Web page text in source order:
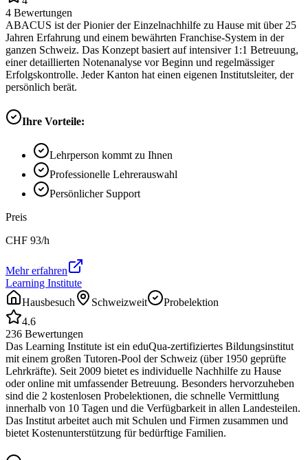
4 Bewertungen
ABACUS ist der Pionier der Einzelnachhilfe zu Hause mit über 25
Jahren Erfahrung und einem bewährten Franchise-System in der
ganzen Schweiz. Das Konzept basiert auf intensiver 1:1 Betreuung,
einer detaillierten Notenanalyse vor Beginn und regelmässiger
Erfolgskontrolle. Jeder Kanton hat einen eigenen Institutsleiter, der
persönlich berät.
Ihre Vorteile:
Lehrperson kommt zu Ihnen
Professionelle Lehrerauswahl
Persönlicher Support
Preis
CHF 93/h
Mehr erfahren
Learning Institute
Hausbesuch
Schweizweit
Probelektion
4.6
236 Bewertungen
Das Learning Institute ist ein eduQua-zertifiziertes Bildungsinstitut
mit einem großen Tutoren-Pool der Schweiz (über 1950 geprüfte
Lehrkräfte). Seit 2009 bietet es individuelle Nachhilfe zu Hause
oder online mit umfassender Betreuung. Besonders hervorzuheben
sind die 2 kostenlosen Probelektionen, die schnelle Vermittlung
innerhalb von 10 Tagen und die Verfügbarkeit in allen Landesteilen.
Das Institut arbeitet auch mit Schulen und Firmen zusammen und
bietet Kostenunterstützung für bedürftige Familien.